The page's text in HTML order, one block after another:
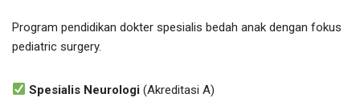
Program pendidikan dokter spesialis bedah anak dengan fokus
pediatric surgery.
Spesialis Neurologi (Akreditasi A)